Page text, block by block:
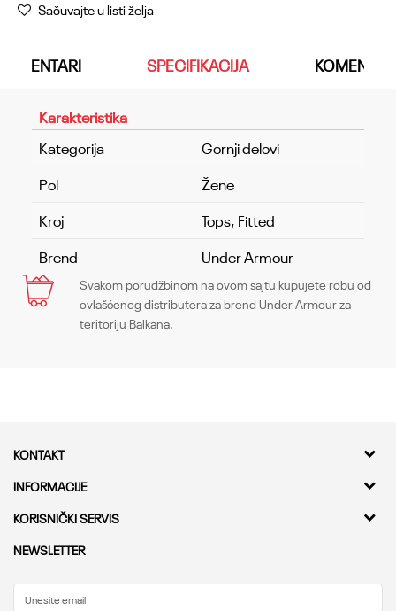
Sačuvajte u listi želja
SPECIFIKACIJA
Karakteristika
Kategorija
Gornji delovi
Pol
Žene
Kroj
Tops, Fitted
Brend
Under Armour
Ime/Nadimak
Svakom porudžbinom na ovom sajtu kupujete robu od
ovlašćenog distributera za brend Under Armour za
teritoriju Balkana.
KONTAKT
Kvantum Sport d.o.o.
Adresa
11000 Beograd
0800 222 333
INFORMACIJE
O nama
Saradnja
KORISNIČKI SERVIS
Provera statusa pošiljke
Kako kupiti
NEWSLETTER